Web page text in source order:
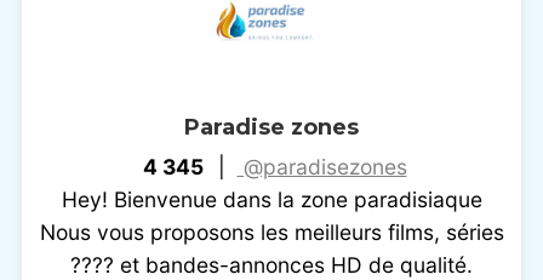
Paradise zones
4 345
@paradisezones
Hey! Bienvenue dans la zone paradisiaque
Nous vous proposons les meilleurs films, séries
???? et bandes-annonces HD de qualité.